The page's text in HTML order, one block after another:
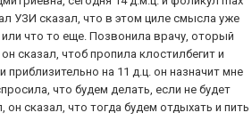
УЗИ сказал, что в этом циле смысла уже
что то еще. Позвонила врачу, оторый
сказал, чтоб пропила клостилбегит и
приблизительно на 11 д.ц. он назначит мне
что будем делать, если не будет
он сказал, что тогда будем отдыхать и пить